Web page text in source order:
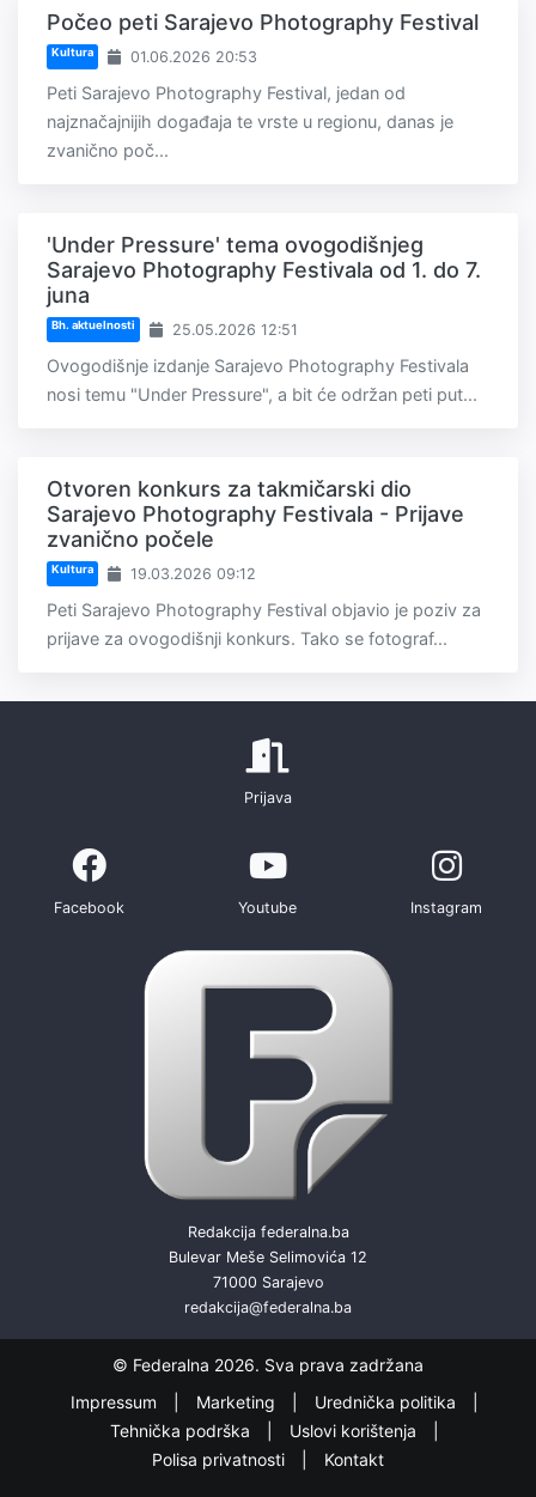
Počeo peti Sarajevo Photography Festival
Kultura 01.06.2026 20:53
Peti Sarajevo Photography Festival, jedan od
najznačajnijih događaja te vrste u regionu, danas je
zvanično poč...
'Under Pressure' tema ovogodišnjeg
Sarajevo Photography Festivala od 1. do 7.
juna
Bh. aktuelnosti 25.05.2026 12:51
Ovogodišnje izdanje Sarajevo Photography Festivala
nosi temu "Under Pressure", a bit će održan peti put...
Otvoren konkurs za takmičarski dio
Sarajevo Photography Festivala - Prijave
zvanično počele
Kultura 19.03.2026 09:12
Peti Sarajevo Photography Festival objavio je poziv za
prijave za ovogodišnji konkurs. Tako se fotograf...
Prijava
Facebook Youtube Instagram
Redakcija federalna.ba
Bulevar Meše Selimovića 12
71000 Sarajevo
redakcija@federalna.ba
© Federalna 2026. Sva prava zadržana
Impressum
Marketing
Urednička politika
Tehnička podrška
Uslovi korištenja
Polisa privatnosti
Kontakt